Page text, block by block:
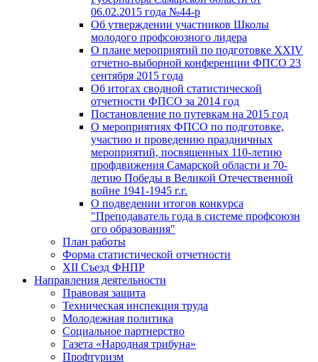
06.02.2015 года №44-р
Об утверждении участников Школы
молодого профсоюзного лидера
О плане мероприятий по подготовке XXIV
отчетно-выборной конференции ФПСО 23
сентября 2015 года
Об итогах сводной статистической
отчетности ФПСО за 2014 год
Постановление по путевкам на 2015 год
О мероприятиях ФПСО по подготовке,
участию и проведению праздничных
мероприятий, посвященных 110-летию
профдвижения Самарской области и 70-
летию Победы в Великой Отечественной
войне 1941-1945 г.г.
О подведении итогов конкурса
"Преподаватель года в системе профсоюзн
ого образования"
План работы
Форма статистической отчетности
XII Съезд ФНПР
Направления деятельности
Правовая защита
Техническая инспекция труда
Молодежная политика
Социальное партнерство
Газета «Народная трибуна»
Профтуризм